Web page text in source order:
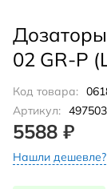
02 GR-P
Код товара:
Артикул:
5588 ₽
Нашли дешевле?